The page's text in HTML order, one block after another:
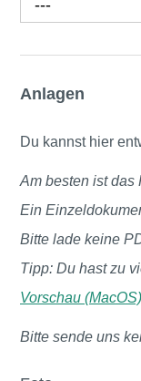
---
Anlagen
Du kannst hier
Am besten ist das
Ein
Bitte lade keine
Tipp: Du hast zu
Vorschau (MacOS)
Bitte sende uns